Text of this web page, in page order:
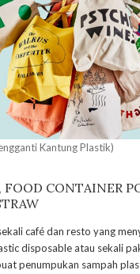
Kantung Plastik)
FOOD CONTAINER
café dan resto yang
disposable atau sekali
penumpukan sampah